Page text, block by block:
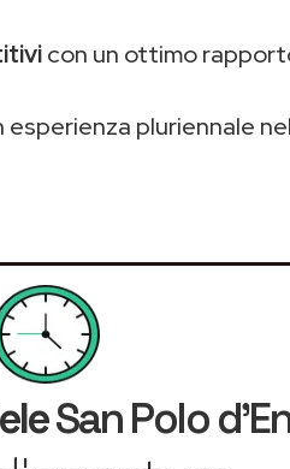
con un ottimo
esperienza pluriennale nel
San Polo